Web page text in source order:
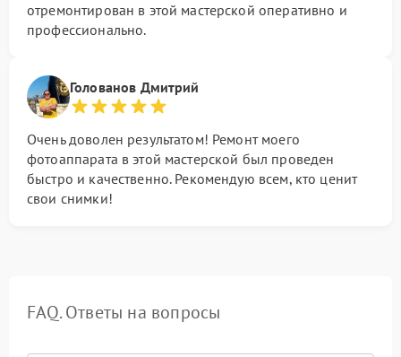
отремонтирован в этой мастерской оперативно и
профессионально.
Голованов Дмитрий
Очень доволен результатом! Ремонт моего
фотоаппарата в этой мастерской был проведен
быстро и качественно. Рекомендую всем, кто ценит
свои снимки!
FAQ. Ответы на вопросы